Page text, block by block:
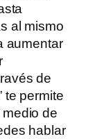
al mismo
aumentar
de
te permite
de
hablar